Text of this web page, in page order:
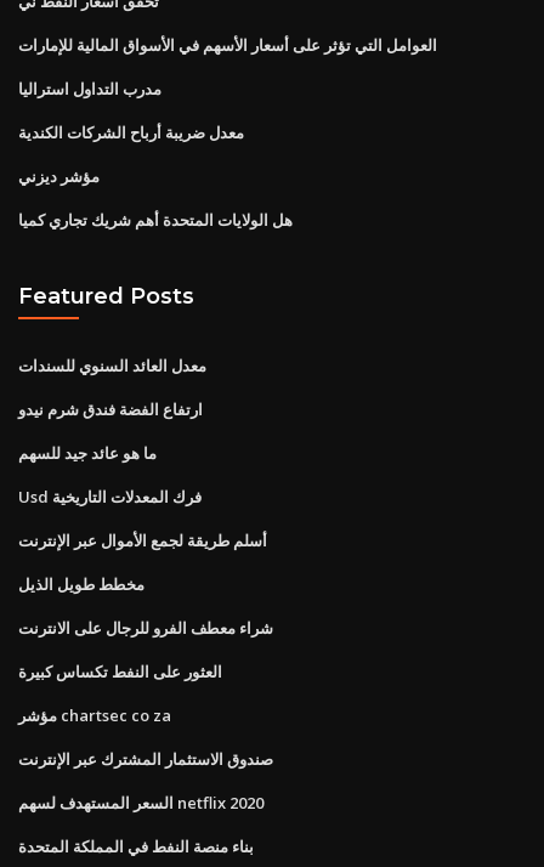
العوامل التي تؤثر على أسعار الأسهم في الأسواق المالية للإمارات
مدرب التداول استراليا
معدل ضريبة أرباح الشركات الكندية
مؤشر ديزني
هل الولايات المتحدة أهم شريك تجاري كميا
Featured Posts
معدل العائد السنوي للسندات
ارتفاع الفضة فندق شرم نيدو
ما هو عائد جيد للسهم
Usd فرك المعدلات التاريخية
أسلم طريقة لجمع الأموال عبر الإنترنت
مخطط طويل الذيل
شراء معطف الفرو للرجال على الانترنت
العثور على النفط تكساس كبيرة
مؤشر chartsec co za
صندوق الاستثمار المشترك عبر الإنترنت
السعر المستهدف لسهم netflix 2020
بناء منصة النفط في المملكة المتحدة